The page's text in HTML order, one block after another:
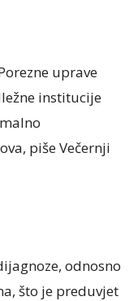
uprave
institucije
piše Večernji
odnosno
što je preduvjet